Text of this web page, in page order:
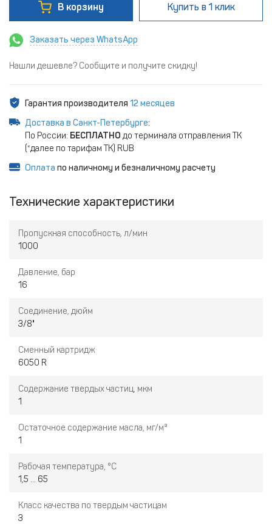
В корзину Купить в 1 клик
Заказать через WhatsApp
Нашли дешевле? Сообщите и получите скидку!
Гарантия производителя 12 месяцев
Доставка в Санкт-Петербурге:
По России: БЕСПЛАТНО до терминала отправления ТК
(*далее по тарифам ТК) RUB
Оплата по наличному и безналичному расчету
Технические характеристики
Пропускная способность, л/мин
1000
Давление, бар
16
Соединение, дюйм
3/8"
Сменный картридж
6050 R
Содержание твердых частиц, мкм
1
Остаточное содержание масла, мг/м³
1
Рабочая температура, °С
1,5 ... 65
Класс качества по твердым частицам
3